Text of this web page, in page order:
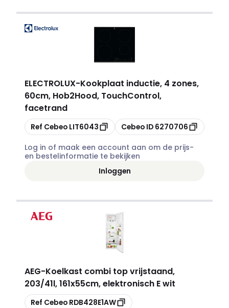
ELECTROLUX-Kookplaat inductie, 4 zones,
60cm, Hob2Hood, TouchControl,
facetrand
Kopiëren
Ref Cebeo LIT6043 Kopiëren
Cebeo ID 6270706
Log in of maak een account aan om de prijs-
en bestelinformatie te bekijken
Inloggen
AEG-Koelkast combi top vrijstaand,
203/41l, 161x55cm, elektronisch E wit
Kopiëren
Ref Cebeo RDB428E1AW